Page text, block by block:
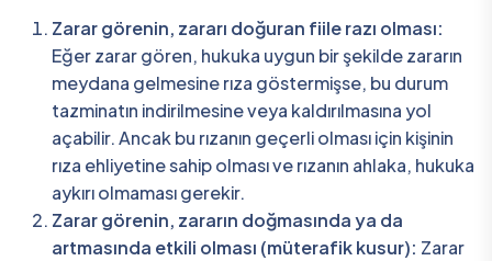
Zarar görenin, zararı doğuran fiile razı olması:
Eğer zarar gören, hukuka uygun bir şekilde zararın
meydana gelmesine rıza göstermişse, bu durum
tazminatın indirilmesine veya kaldırılmasına yol
açabilir. Ancak bu rızanın geçerli olması için kişinin
rıza ehliyetine sahip olması ve rızanın ahlaka, hukuka
aykırı olmaması gerekir.
Zarar görenin, zararın doğmasında ya da
artmasında etkili olması (müterafik kusur): Zarar